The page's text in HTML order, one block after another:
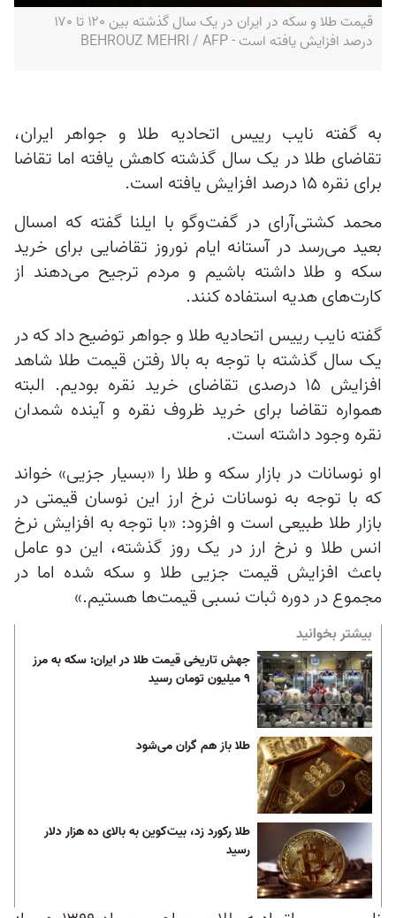
قیمت طلا و سکه در ایران در یک سال گذشته بین ۱۲۰ تا ۱۷۰
درصد افزایش یافته است - BEHROUZ MEHRI / AFP
به گفته نایب رییس اتحادیه طلا و جواهر ایران،
تقاضای طلا در یک سال گذشته کاهش یافته اما تقاضا
برای نقره ۱۵ درصد افزایش یافته است.
محمد کشتی‌آرای در گفت‌وگو با ایلنا گفته که امسال
بعید می‌رسد در آستانه ایام نوروز تقاضایی برای خرید
سکه و طلا داشته باشیم و مردم ترجیح می‌دهند از
کارت‌های هدیه استفاده کنند.
گفته نایب رییس اتحادیه طلا و جواهر توضیح داد که در
یک سال گذشته با توجه به بالا رفتن قیمت طلا شاهد
افزایش ۱۵ درصدی تقاضای خرید نقره بودیم. البته
همواره تقاضا برای خرید ظروف نقره و آینده شمدان
نقره وجود داشته است.
او نوسانات در بازار سکه و طلا را «بسیار جزیی» خواند
که با توجه به نوسانات نرخ ارز این نوسان قیمتی در
بازار طلا طبیعی است و افزود: «با توجه به افزایش نرخ
انس طلا و نرخ ارز در یک روز گذشته، این دو عامل
باعث افزایش قیمت جزیی طلا و سکه شده اما در
مجموع در دوره ثبات نسبی قیمت‌ها هستیم.»
بیشتر بخوانید
جهش تاریخی قیمت طلا در ایران: سکه به مرز
۹ میلیون تومان رسید
طلا باز هم گران می‌شود
طلا رکورد زد، بیت‌کوین به بالای ده هزار دلار
رسید